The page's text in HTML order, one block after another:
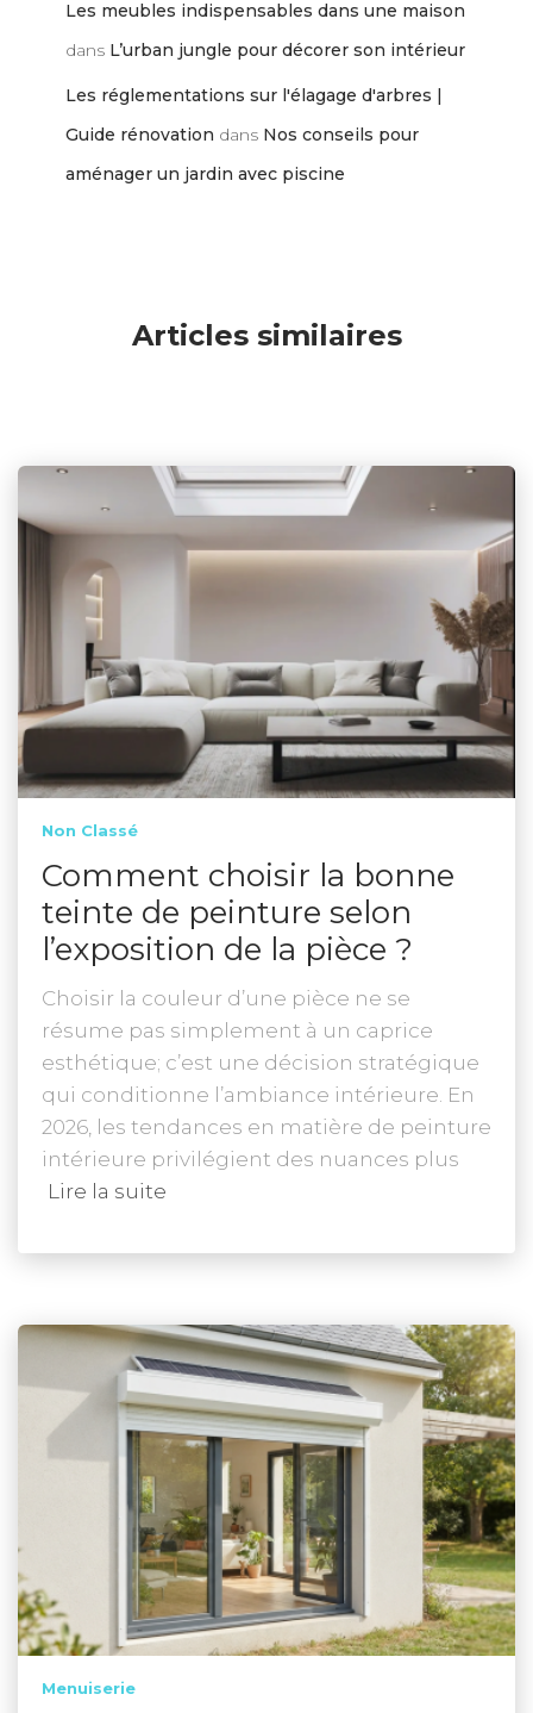
Les meubles indispensables dans une maison
dans L’urban jungle pour décorer son intérieur
Les réglementations sur l'élagage d'arbres |
Guide rénovation dans Nos conseils pour
aménager un jardin avec piscine
Articles similaires
Non Classé
Comment choisir la bonne
teinte de peinture selon
l’exposition de la pièce ?
Choisir la couleur d’une pièce ne se
résume pas simplement à un caprice
esthétique; c’est une décision stratégique
qui conditionne l’ambiance intérieure. En
2026, les tendances en matière de peinture
intérieure privilégient des nuances plus
Lire la suite
Menuiserie